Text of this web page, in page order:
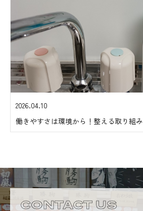
2026.04.10
働きやすさは環境から！整える取り組み
CONTACT US